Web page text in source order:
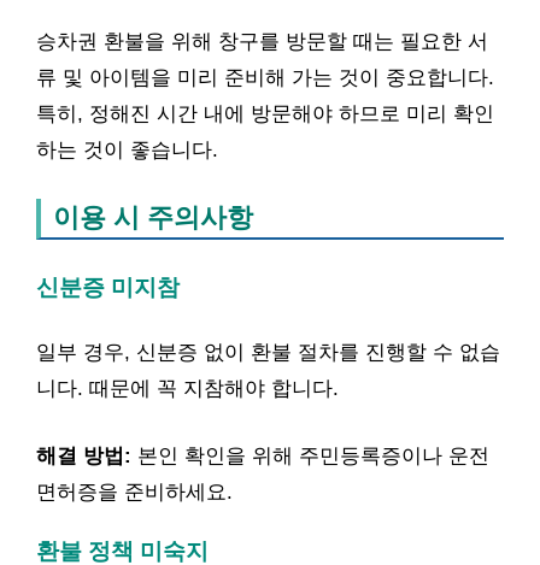
승차권 환불을 위해 창구를 방문할 때는 필요한 서
류 및 아이템을 미리 준비해 가는 것이 중요합니다.
특히, 정해진 시간 내에 방문해야 하므로 미리 확인
하는 것이 좋습니다.
이용 시 주의사항
신분증 미지참
일부 경우, 신분증 없이 환불 절차를 진행할 수 없습
니다. 때문에 꼭 지참해야 합니다.
해결 방법: 본인 확인을 위해 주민등록증이나 운전
면허증을 준비하세요.
환불 정책 미숙지